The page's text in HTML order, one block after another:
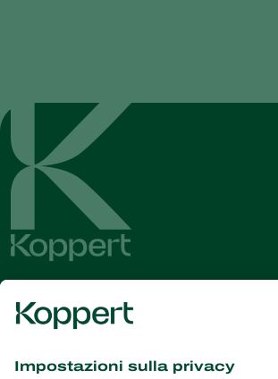
Ricevi le ultime novità e
informazioni